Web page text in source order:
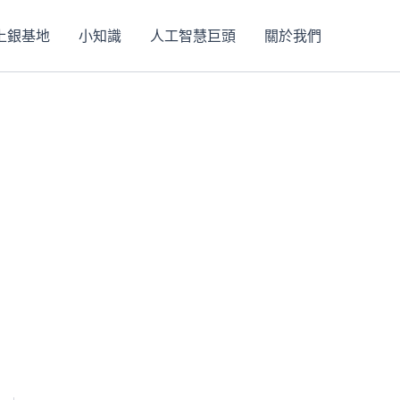
銀基地 小知識 人工智慧巨頭 關於我們